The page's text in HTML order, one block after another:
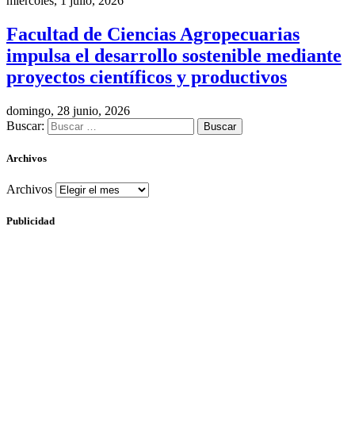
Facultad de Ciencias Agropecuarias
impulsa el desarrollo sostenible mediante
proyectos científicos y productivos
domingo, 28 junio, 2026
Buscar:
Archivos
Archivos
Publicidad